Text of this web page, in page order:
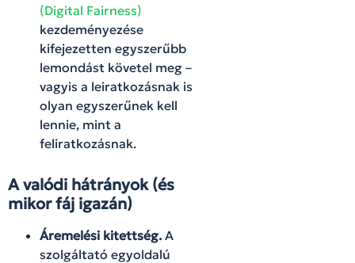
(Digital Fairness)
kezdeményezése
kifejezetten egyszerűbb
lemondást követel meg –
vagyis a leiratkozásnak is
olyan egyszerűnek kell
lennie, mint a
feliratkozásnak.
A valódi hátrányok (és
mikor fáj igazán)
Áremelési kitettség. A
szolgáltató egyoldalú